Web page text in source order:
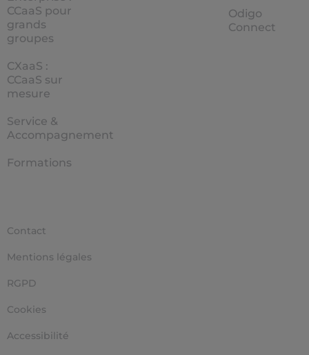
CCaaS pour
grands
groupes
CXaaS :
CCaaS sur
mesure
Service &
Accompagnement
Formations
Odigo
Connect
Contact
Mentions légales
RGPD
Cookies
Accessibilité